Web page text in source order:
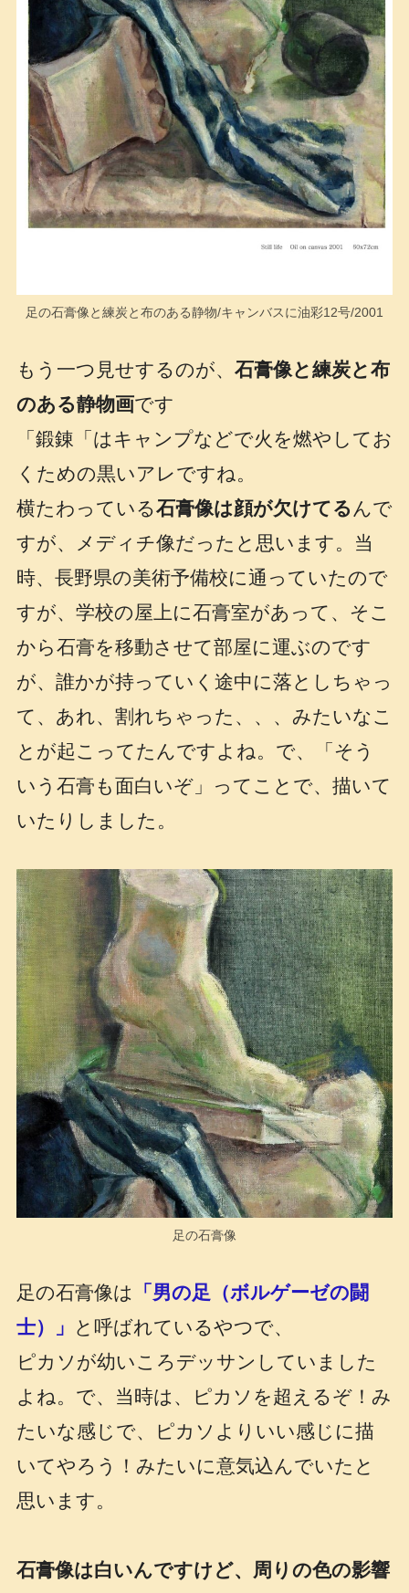
足の石膏像と練炭と布のある静物/キャンバスに油彩12号/2001
もう一つ見せするのが、 石膏像と練炭と布
のある静物画です
「鍛錬「はキャンプなどで火を燃やしてお
くための黒いアレですね。
横たわっている石膏像は顔が欠けてる んで
すが、メディチ像だったと思います。当
時、長野県の美術予備校に通っていたので
すが、学校の屋上に石膏室があって、そこ
から石膏を移動させて部屋に運ぶのです
が、誰かが持っていく途中に落としちゃっ
て、あれ、割れちゃった、、、みたいなこ
とが起こってたんですよね。で、「そう
いう石膏も面白いぞ」ってことで、描いて
いたりしました。
足の石膏像
足の石膏像は
「男の足（ボルゲーゼの闘
士）」 と呼ばれているやつで、
ピカソが幼いころデッサンしていました
よね。で、当時は、ピカソを超えるぞ！み
たいな感じで、ピカソよりいい感じに描
いてやろう！みたいに意気込んでいたと
思います。
石膏像は白いんですけど、周りの色の影響